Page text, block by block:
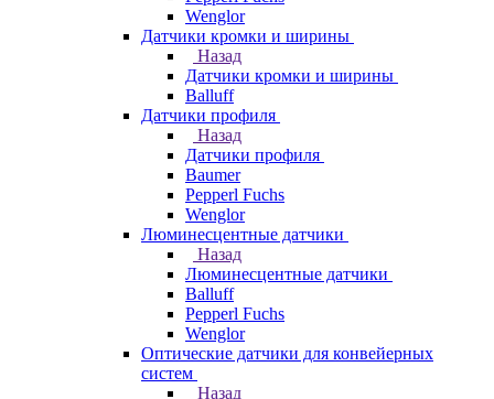
Wenglor
Датчики кромки и ширины
Назад
Датчики кромки и ширины
Balluff
Датчики профиля
Назад
Датчики профиля
Baumer
Pepperl Fuchs
Wenglor
Люминесцентные датчики
Назад
Люминесцентные датчики
Balluff
Pepperl Fuchs
Wenglor
Оптические датчики для конвейерных
систем
Назад